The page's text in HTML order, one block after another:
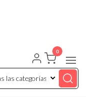
0